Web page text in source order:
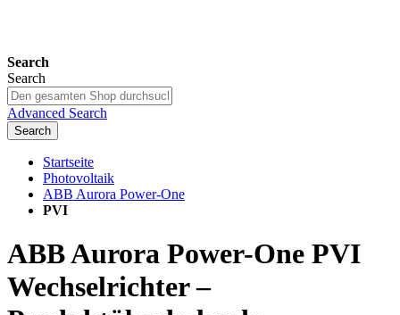
Search
Search
Advanced Search
Search
Startseite
Photovoltaik
ABB Aurora Power-One
PVI
ABB Aurora Power-One PVI
Wechselrichter –